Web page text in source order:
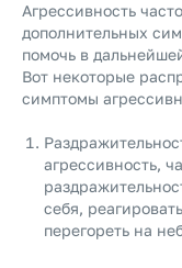
Агрессивность
дополнительных
помочь в
Вот некоторые
симптомы
агрессивность,
себя,
перегореть на